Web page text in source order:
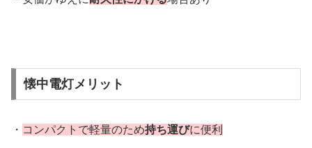
懐中電灯メリット
・ コンパクトで軽量のため持ち運びに便利